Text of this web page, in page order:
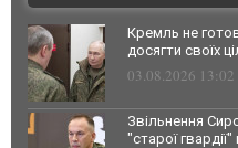
Кремль не
досягти своїх
03.08.2026 13:02
Звільнення
"старої гвардії"